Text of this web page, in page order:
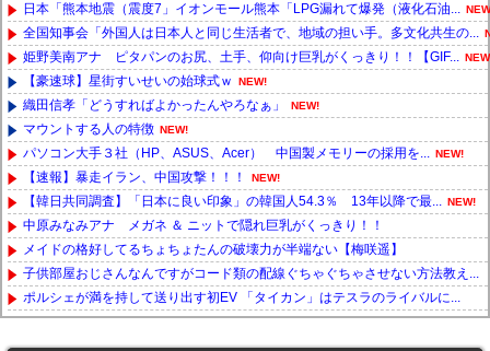
日本「熊本地震（震度7」イオンモール熊本「LPG漏れて爆発（液化石油...
全国知事会「外国人は日本人と同じ生活者で、地域の担い手。多文化共生の...
姫野美南アナ ピタパンのお尻、土手、仰向け巨乳がくっきり！！【GIF...
【豪速球】星街すいせいの始球式ｗ NEW!
織田信孝「どうすればよかったんやろなぁ」 NEW!
マウントする人の特徴 NEW!
パソコン大手３社（HP、ASUS、Acer） 中国製メモリーの採用を... NEW!
【速報】暴走イラン、中国攻撃！！！ NEW!
【韓日共同調査】「日本に良い印象」の韓国人54.3％ 13年以降で最... NEW!
中原みなみアナ メガネ ＆ ニットで隠れ巨乳がくっきり！！
メイドの格好してるちょちょたんの破壊力が半端ない【梅咲遥】
子供部屋おじさんなんですがコード類の配線ぐちゃぐちゃさせない方法教え...
ポルシェが満を持して送り出す初EV 「タイカン」はテスラのライバルに...